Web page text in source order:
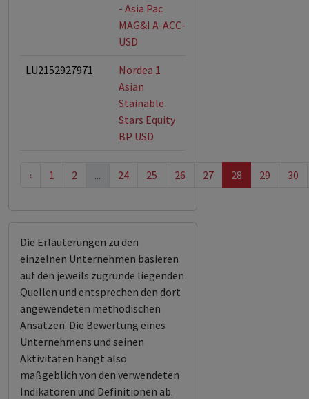
- Asia Pac
MAG&I A-ACC-
USD
LU2152927971
Nordea 1
Asian
Stainable
Stars Equity
BP USD
‹ 1 2 ... 24 25 26 27 28 29 30
Die Erläuterungen zu den
einzelnen Unternehmen basieren
auf den jeweils zugrunde liegenden
Quellen und entsprechen den dort
angewendeten methodischen
Ansätzen. Die Bewertung eines
Unternehmens und seinen
Aktivitäten hängt also
maßgeblich von den verwendeten
Indikatoren und Definitionen ab.